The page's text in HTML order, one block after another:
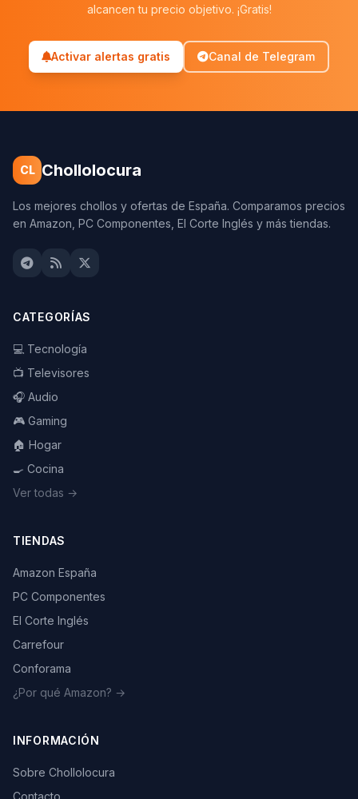
alcancen tu precio objetivo. ¡Gratis!
Activar alertas gratis Canal de Telegram
CL Chollolocura
Los mejores chollos y ofertas de España. Comparamos precios
en Amazon, PC Componentes, El Corte Inglés y más tiendas.
CATEGORÍAS
💻 Tecnología
📺 Televisores
🎧 Audio
🎮 Gaming
🏠 Hogar
🍳 Cocina
Ver todas →
TIENDAS
Amazon España
PC Componentes
El Corte Inglés
Carrefour
Conforama
¿Por qué Amazon? →
INFORMACIÓN
Sobre Chollolocura